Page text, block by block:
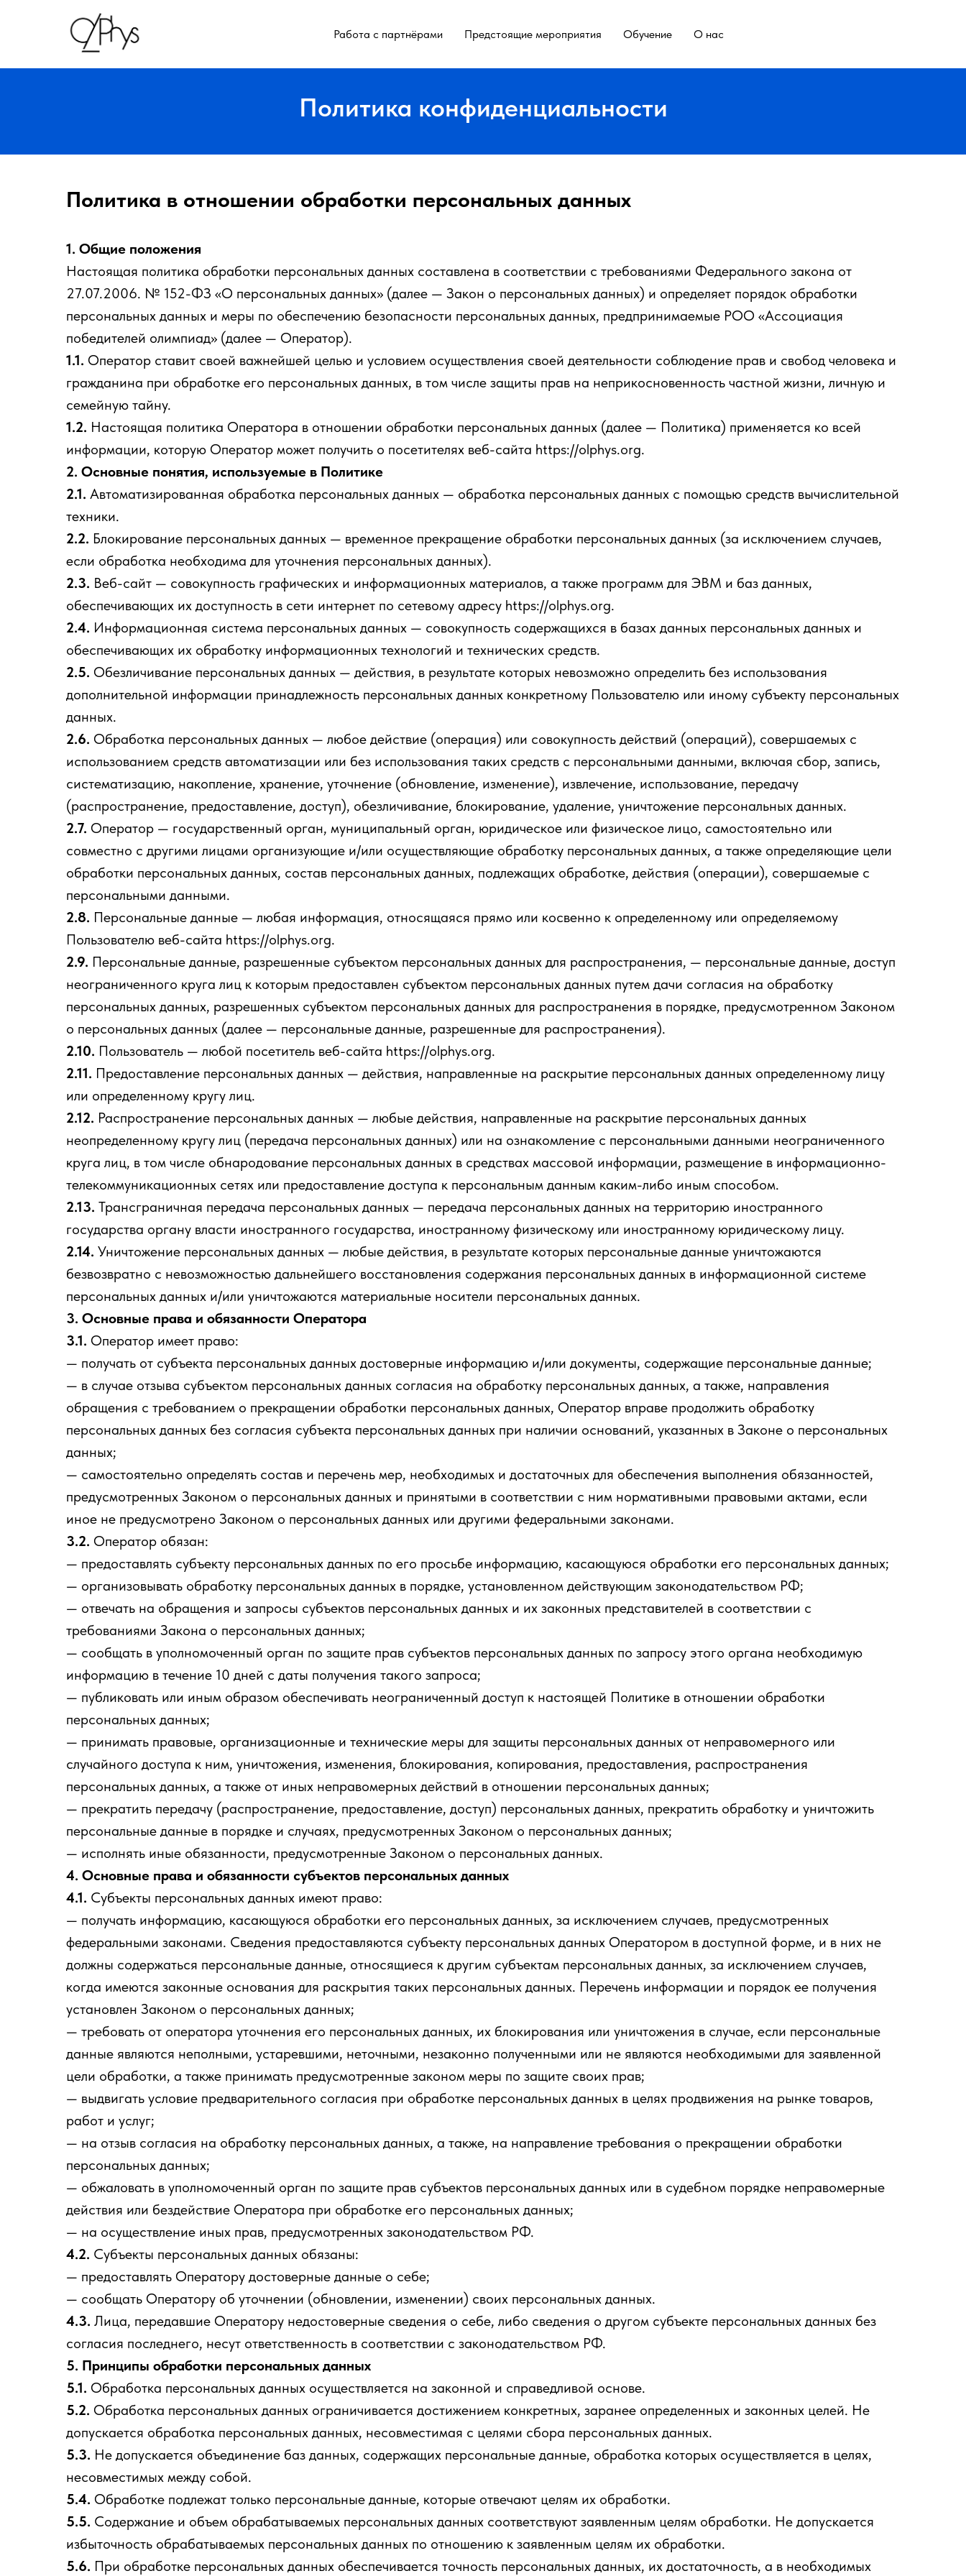
Работа с партнёрами Предстоящие мероприятия Обучение О нас
Политика конфиденциальности
Политика в отношении обработки персональных данных
1. Общие положения
Настоящая политика обработки персональных данных составлена в соответствии с требованиями Федерального закона от
27.07.2006. № 152-ФЗ «О персональных данных» (далее — Закон о персональных данных) и определяет порядок обработки
персональных данных и меры по обеспечению безопасности персональных данных, предпринимаемые РОО «Ассоциация
победителей олимпиад» (далее — Оператор).
1.1. Оператор ставит своей важнейшей целью и условием осуществления своей деятельности соблюдение прав и свобод человека и
гражданина при обработке его персональных данных, в том числе защиты прав на неприкосновенность частной жизни, личную и
семейную тайну.
1.2. Настоящая политика Оператора в отношении обработки персональных данных (далее — Политика) применяется ко всей
информации, которую Оператор может получить о посетителях веб-сайта https://olphys.org.
2. Основные понятия, используемые в Политике
2.1. Автоматизированная обработка персональных данных — обработка персональных данных с помощью средств вычислительной
техники.
2.2. Блокирование персональных данных — временное прекращение обработки персональных данных (за исключением случаев,
если обработка необходима для уточнения персональных данных).
2.3. Веб-сайт — совокупность графических и информационных материалов, а также программ для ЭВМ и баз данных,
обеспечивающих их доступность в сети интернет по сетевому адресу https://olphys.org.
2.4. Информационная система персональных данных — совокупность содержащихся в базах данных персональных данных и
обеспечивающих их обработку информационных технологий и технических средств.
2.5. Обезличивание персональных данных — действия, в результате которых невозможно определить без использования
дополнительной информации принадлежность персональных данных конкретному Пользователю или иному субъекту персональных
данных.
2.6. Обработка персональных данных — любое действие (операция) или совокупность действий (операций), совершаемых с
использованием средств автоматизации или без использования таких средств с персональными данными, включая сбор, запись,
систематизацию, накопление, хранение, уточнение (обновление, изменение), извлечение, использование, передачу
(распространение, предоставление, доступ), обезличивание, блокирование, удаление, уничтожение персональных данных.
2.7. Оператор — государственный орган, муниципальный орган, юридическое или физическое лицо, самостоятельно или
совместно с другими лицами организующие и/или осуществляющие обработку персональных данных, а также определяющие цели
обработки персональных данных, состав персональных данных, подлежащих обработке, действия (операции), совершаемые с
персональными данными.
2.8. Персональные данные — любая информация, относящаяся прямо или косвенно к определенному или определяемому
Пользователю веб-сайта https://olphys.org.
2.9. Персональные данные, разрешенные субъектом персональных данных для распространения, — персональные данные, доступ
неограниченного круга лиц к которым предоставлен субъектом персональных данных путем дачи согласия на обработку
персональных данных, разрешенных субъектом персональных данных для распространения в порядке, предусмотренном Законом
о персональных данных (далее — персональные данные, разрешенные для распространения).
2.10. Пользователь — любой посетитель веб-сайта https://olphys.org.
2.11. Предоставление персональных данных — действия, направленные на раскрытие персональных данных определенному лицу
или определенному кругу лиц.
2.12. Распространение персональных данных — любые действия, направленные на раскрытие персональных данных
неопределенному кругу лиц (передача персональных данных) или на ознакомление с персональными данными неограниченного
круга лиц, в том числе обнародование персональных данных в средствах массовой информации, размещение в информационно-
телекоммуникационных сетях или предоставление доступа к персональным данным каким-либо иным способом.
2.13. Трансграничная передача персональных данных — передача персональных данных на территорию иностранного
государства органу власти иностранного государства, иностранному физическому или иностранному юридическому лицу.
2.14. Уничтожение персональных данных — любые действия, в результате которых персональные данные уничтожаются
безвозвратно с невозможностью дальнейшего восстановления содержания персональных данных в информационной системе
персональных данных и/или уничтожаются материальные носители персональных данных.
3. Основные права и обязанности Оператора
3.1. Оператор имеет право:
— получать от субъекта персональных данных достоверные информацию и/или документы, содержащие персональные данные;
— в случае отзыва субъектом персональных данных согласия на обработку персональных данных, а также, направления
обращения с требованием о прекращении обработки персональных данных, Оператор вправе продолжить обработку
персональных данных без согласия субъекта персональных данных при наличии оснований, указанных в Законе о персональных
данных;
— самостоятельно определять состав и перечень мер, необходимых и достаточных для обеспечения выполнения обязанностей,
предусмотренных Законом о персональных данных и принятыми в соответствии с ним нормативными правовыми актами, если
иное не предусмотрено Законом о персональных данных или другими федеральными законами.
3.2. Оператор обязан:
— предоставлять субъекту персональных данных по его просьбе информацию, касающуюся обработки его персональных данных;
— организовывать обработку персональных данных в порядке, установленном действующим законодательством РФ;
— отвечать на обращения и запросы субъектов персональных данных и их законных представителей в соответствии с
требованиями Закона о персональных данных;
— сообщать в уполномоченный орган по защите прав субъектов персональных данных по запросу этого органа необходимую
информацию в течение 10 дней с даты получения такого запроса;
— публиковать или иным образом обеспечивать неограниченный доступ к настоящей Политике в отношении обработки
персональных данных;
— принимать правовые, организационные и технические меры для защиты персональных данных от неправомерного или
случайного доступа к ним, уничтожения, изменения, блокирования, копирования, предоставления, распространения
персональных данных, а также от иных неправомерных действий в отношении персональных данных;
— прекратить передачу (распространение, предоставление, доступ) персональных данных, прекратить обработку и уничтожить
персональные данные в порядке и случаях, предусмотренных Законом о персональных данных;
— исполнять иные обязанности, предусмотренные Законом о персональных данных.
4. Основные права и обязанности субъектов персональных данных
4.1. Субъекты персональных данных имеют право:
— получать информацию, касающуюся обработки его персональных данных, за исключением случаев, предусмотренных
федеральными законами. Сведения предоставляются субъекту персональных данных Оператором в доступной форме, и в них не
должны содержаться персональные данные, относящиеся к другим субъектам персональных данных, за исключением случаев,
когда имеются законные основания для раскрытия таких персональных данных. Перечень информации и порядок ее получения
установлен Законом о персональных данных;
— требовать от оператора уточнения его персональных данных, их блокирования или уничтожения в случае, если персональные
данные являются неполными, устаревшими, неточными, незаконно полученными или не являются необходимыми для заявленной
цели обработки, а также принимать предусмотренные законом меры по защите своих прав;
— выдвигать условие предварительного согласия при обработке персональных данных в целях продвижения на рынке товаров,
работ и услуг;
— на отзыв согласия на обработку персональных данных, а также, на направление требования о прекращении обработки
персональных данных;
— обжаловать в уполномоченный орган по защите прав субъектов персональных данных или в судебном порядке неправомерные
действия или бездействие Оператора при обработке его персональных данных;
— на осуществление иных прав, предусмотренных законодательством РФ.
4.2. Субъекты персональных данных обязаны:
— предоставлять Оператору достоверные данные о себе;
— сообщать Оператору об уточнении (обновлении, изменении) своих персональных данных.
4.3. Лица, передавшие Оператору недостоверные сведения о себе, либо сведения о другом субъекте персональных данных без
согласия последнего, несут ответственность в соответствии с законодательством РФ.
5. Принципы обработки персональных данных
5.1. Обработка персональных данных осуществляется на законной и справедливой основе.
5.2. Обработка персональных данных ограничивается достижением конкретных, заранее определенных и законных целей. Не
допускается обработка персональных данных, несовместимая с целями сбора персональных данных.
5.3. Не допускается объединение баз данных, содержащих персональные данные, обработка которых осуществляется в целях,
несовместимых между собой.
5.4. Обработке подлежат только персональные данные, которые отвечают целям их обработки.
5.5. Содержание и объем обрабатываемых персональных данных соответствуют заявленным целям обработки. Не допускается
избыточность обрабатываемых персональных данных по отношению к заявленным целям их обработки.
5.6. При обработке персональных данных обеспечивается точность персональных данных, их достаточность, а в необходимых